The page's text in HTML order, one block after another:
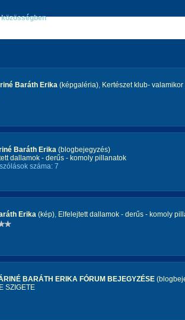
Baráth Erika (képgaléria), Kertészet klub-
Baráth Erika (blogbejegyzés)
dallamok - derűs - komoly pillanatok
száma: 7
Erika (kép), Elfelejtett dallamok - derűs - komoly
BARÁTH ERIKA FÓRUM BEJEGYZÉSE
SZIGETE